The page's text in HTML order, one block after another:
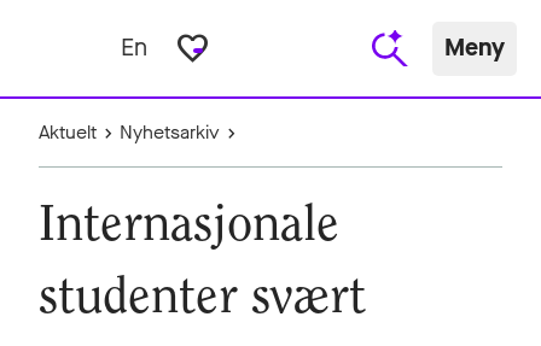
En favorite_border Meny
Aktuelt Nyhetsarkiv
Internasjonale
studenter svært